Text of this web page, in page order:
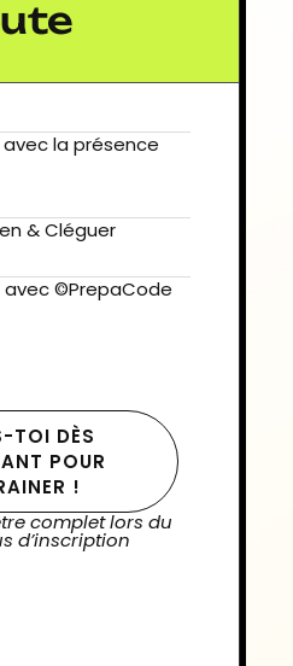
la présence
& Cléguer
©PrepaCode​
TOI DÈS
POUR
!
complet lors du
d’inscription